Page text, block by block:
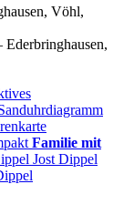
Vöhl,
Ederbringhausen,
Familie mit
Jost Dippel